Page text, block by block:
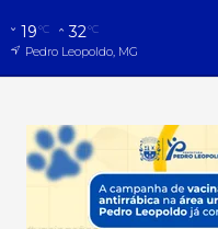
19°C 32°C
Pedro Leopoldo, MG